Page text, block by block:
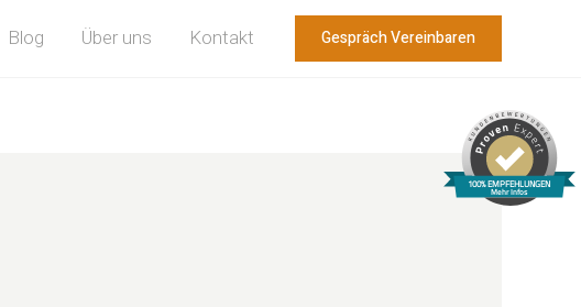
Blog Über uns Kontakt Gespräch Vereinbaren
100% EMPFEHLUNGEN
Mehr Infos